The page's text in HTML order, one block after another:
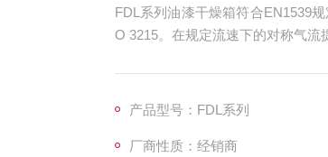
FDL系列油漆干燥箱符合EN1539
O 3215。在规定流速下的对称气流
产品型号：FDL系列
厂商性质：经销商